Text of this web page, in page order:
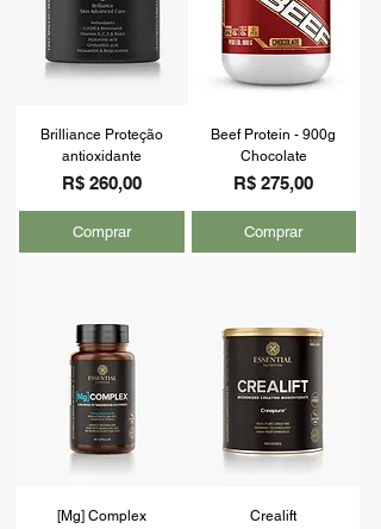
Brilliance Proteção
antioxidante
Preço
R$ 260,00
Comprar
Beef Protein - 900g
Chocolate
Preço
R$ 275,00
Comprar
[Mg] Complex Crealift